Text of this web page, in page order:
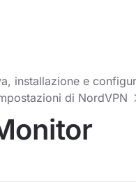
installazione e
di NordVPN